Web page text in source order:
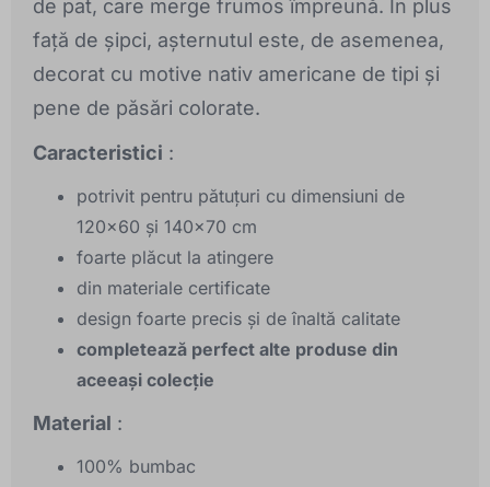
de pat, care merge frumos împreună. În plus
față de șipci, așternutul este, de asemenea,
decorat cu motive nativ americane de tipi și
pene de păsări colorate.
Caracteristici :
potrivit pentru pătuțuri cu dimensiuni de
120x60 și 140x70 cm
foarte plăcut la atingere
din materiale certificate
design foarte precis și de înaltă calitate
completează perfect alte produse din
aceeași colecție
Material :
100% bumbac